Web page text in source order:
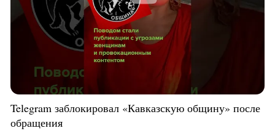
Telegram заблокировал «Кавказскую общину» после
обращения